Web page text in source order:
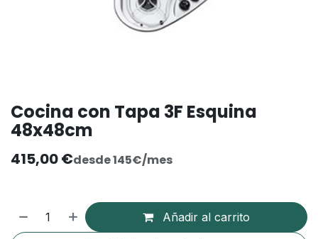
Cocina con Tapa 3F Esquina
48x48cm
415,00€desde 145€/mes
Añadir al carrito